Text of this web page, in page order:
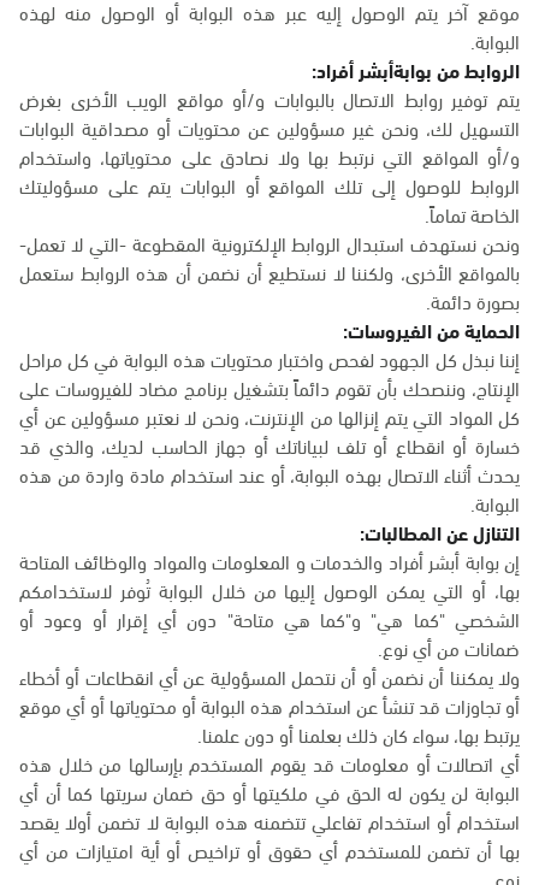
موقع آخر يتم الوصول إليه عبر هذه البوابة أو الوصول منه لهذه
البوابة.
الروابط من بوابةأبشر أفراد:
يتم توفير روابط الاتصال بالبوابات و/أو مواقع الويب الأخرى بغرض
التسهيل لك، ونحن غير مسؤولين عن محتويات أو مصداقية البوابات
و/أو المواقع التي نرتبط بها ولا نصادق على محتوياتها، واستخدام
الروابط للوصول إلى تلك المواقع أو البوابات يتم على مسؤوليتك
الخاصة تماماً.
ونحن نستهدف استبدال الروابط الإلكترونية المقطوعة -التي لا تعمل-
بالمواقع الأخرى، ولكننا لا نستطيع أن نضمن أن هذه الروابط ستعمل
بصورة دائمة.
الحماية من الفيروسات:
إننا نبذل كل الجهود لفحص واختبار محتويات هذه البوابة في كل مراحل
الإنتاج، وننصحك بأن تقوم دائماً بتشغيل برنامج مضاد للفيروسات على
كل المواد التي يتم إنزالها من الإنترنت، ونحن لا نعتبر مسؤولين عن أي
خسارة أو انقطاع أو تلف لبياناتك أو جهاز الحاسب لديك، والذي قد
يحدث أثناء الاتصال بهذه البوابة، أو عند استخدام مادة واردة من هذه
البوابة.
التنازل عن المطالبات:
إن بوابة أبشر أفراد والخدمات و المعلومات والمواد والوظائف المتاحة
بها، أو التي يمكن الوصول إليها من خلال البوابة تُوفر لاستخدامكم
الشخصي "كما هي" و"كما هي متاحة" دون أي إقرار أو وعود أو
ضمانات من أي نوع.
ولا يمكننا أن نضمن أو أن نتحمل المسؤولية عن أي انقطاعات أو أخطاء
أو تجاوزات قد تنشأ عن استخدام هذه البوابة أو محتوياتها أو أي موقع
يرتبط بها، سواء كان ذلك بعلمنا أو دون علمنا.
أي اتصالات أو معلومات قد يقوم المستخدم بإرسالها من خلال هذه
البوابة لن يكون له الحق في ملكيتها أو حق ضمان سريتها كما أن أي
استخدام أو استخدام تفاعلي تتضمنه هذه البوابة لا تضمن أولا يقصد
بها أن تضمن للمستخدم أي حقوق أو تراخيص أو أية امتيازات من أي
نوع.